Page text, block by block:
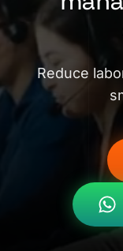
Reduce